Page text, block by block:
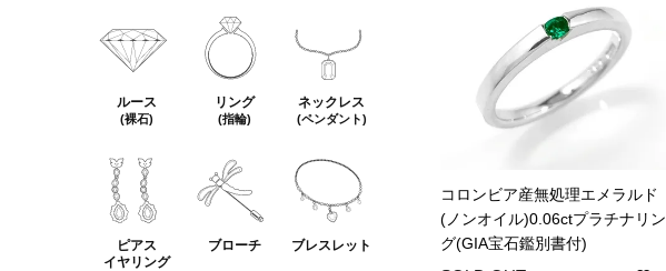
ルース
(裸石)
リング
(指輪)
ネックレス
(ペンダント)
ピアス
イヤリング
ブローチ ブレスレット
コロンビア産無処理エメラルド
(ノンオイル)0.06ctプラチナリン
グ(GIA宝石鑑別書付)